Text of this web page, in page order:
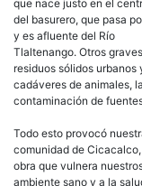
que nace justo en el
del basurero, que pasa
y es afluente del Río
Tlaltenango. Otros
residuos sólidos urbanos
cadáveres de animales,
contaminación de
Todo esto provocó
comunidad de
obra que vulnera
ambiente sano y a la